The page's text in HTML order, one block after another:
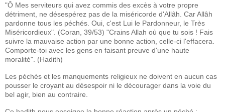
"Ô Mes serviteurs qui avez commis des excès à votre propre
détriment, ne désespérez pas de la miséricorde d'Allâh. Car Allâh
pardonne tous les péchés. Oui, c'est Lui le Pardonneur, le Très
Miséricordieux". (Coran, 39/53) "Crains Allah où que tu sois ! Fais
suivre la mauvaise action par une bonne action, celle-ci l'effacera.
Comporte-toi avec les gens en faisant preuve d'une haute
moralité". (Hadith)
Les péchés et les manquements religieux ne doivent en aucun cas
pousser le croyant au désespoir ni le décourager dans la voie du
bel agir, bien au contraire.